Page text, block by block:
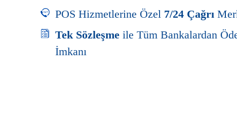
POS Hizmetlerine Özel 7/24 Çağrı
Tek Sözleşme ile Tüm Bankalardan
İmkanı